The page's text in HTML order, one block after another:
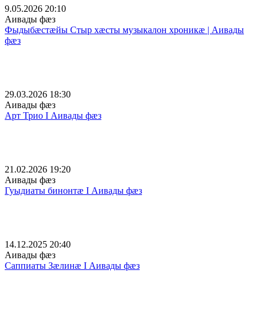
9.05.2026 20:10
Аивады фæз
Фыдыбæстæйы Стыр хæсты музыкалон хроникæ | Аивады
фæз
29.03.2026 18:30
Аивады фæз
Арт Трио I Аивады фæз
21.02.2026 19:20
Аивады фæз
Гуыдиаты бинонтӕ I Аивады фæз
14.12.2025 20:40
Аивады фæз
Саппиаты Зæлинæ I Аивады фæз